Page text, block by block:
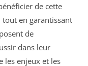
de cette
en garantissant
de
dans leur
les enjeux et les